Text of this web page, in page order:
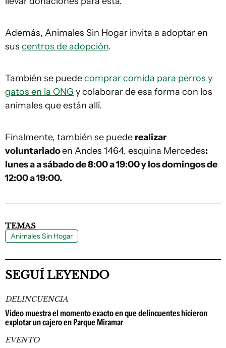
Además, Animales Sin Hogar invita a adoptar en
sus centros de adopción.
También se puedecomprar comida para perros y
gatos en la ONG y colaborar de esa forma con los
animales que están allí.
Finalmente, también se puede realizar
voluntariadoen Andes 1464, esquina Mercedes:
lunes a a sábado de 8:00 a 19:00 y los domingos de
12:00 a 19:00.
TEMAS
Animales Sin Hogar
SEGUÍ LEYENDO
DELINCUENCIA
Video muestra el momento exacto en que delincuentes hicieron
explotar un cajero en Parque Miramar
EVENTO